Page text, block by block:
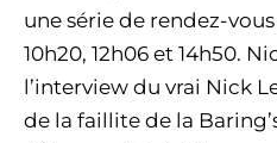
une série de rendez-
10h20, 12h06 et 14h50.
l’interview du vrai Nick
de la faillite de la